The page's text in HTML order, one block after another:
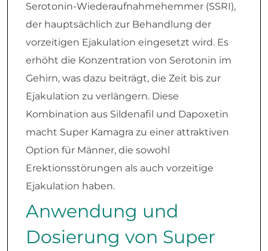
Serotonin-Wiederaufnahmehemmer (SSRI),
der hauptsächlich zur Behandlung der
vorzeitigen Ejakulation eingesetzt wird. Es
erhöht die Konzentration von Serotonin im
Gehirn, was dazu beiträgt, die Zeit bis zur
Ejakulation zu verlängern. Diese
Kombination aus Sildenafil und Dapoxetin
macht Super Kamagra zu einer attraktiven
Option für Männer, die sowohl
Erektionsstörungen als auch vorzeitige
Ejakulation haben.
Anwendung und
Dosierung von Super